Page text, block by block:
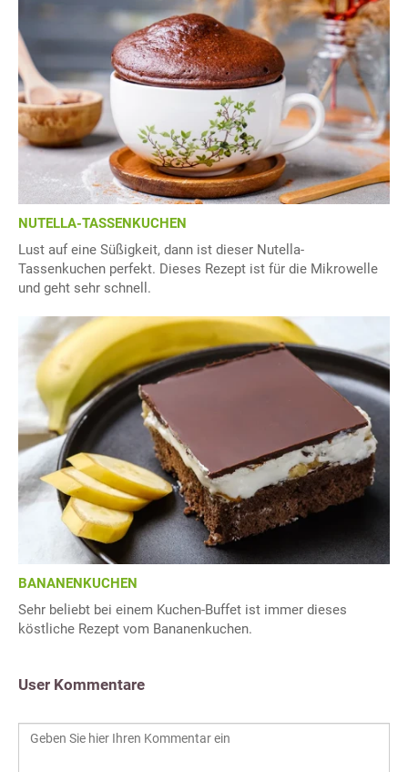
NUTELLA-TASSENKUCHEN
Lust auf eine Süßigkeit, dann ist dieser Nutella-
Tassenkuchen perfekt. Dieses Rezept ist für die Mikrowelle
und geht sehr schnell.
BANANENKUCHEN
Sehr beliebt bei einem Kuchen-Buffet ist immer dieses
köstliche Rezept vom Bananenkuchen.
User Kommentare